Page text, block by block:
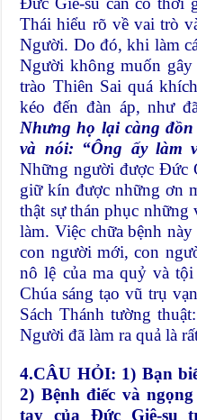
Thái hiểu rõ về vai trò
Người. Do đó, khi làm
Người không muốn
trào Thiên Sai quá
kéo đến đàn áp, như
Nhưng họ lại càng
và nói: “Ông ấy làm
Những người được Đức
giữ kín được những ơn
thật sự thán phục
làm. Việc chữa bệnh
con người mới, con
nô lệ của ma quỷ và
Chúa sáng tạo vũ trụ
Sách Thánh tường
Người đã làm ra quả là
4.CÂU HỎI: 1) Bạn
2) Bệnh điếc và
tay của Đức Giê-su